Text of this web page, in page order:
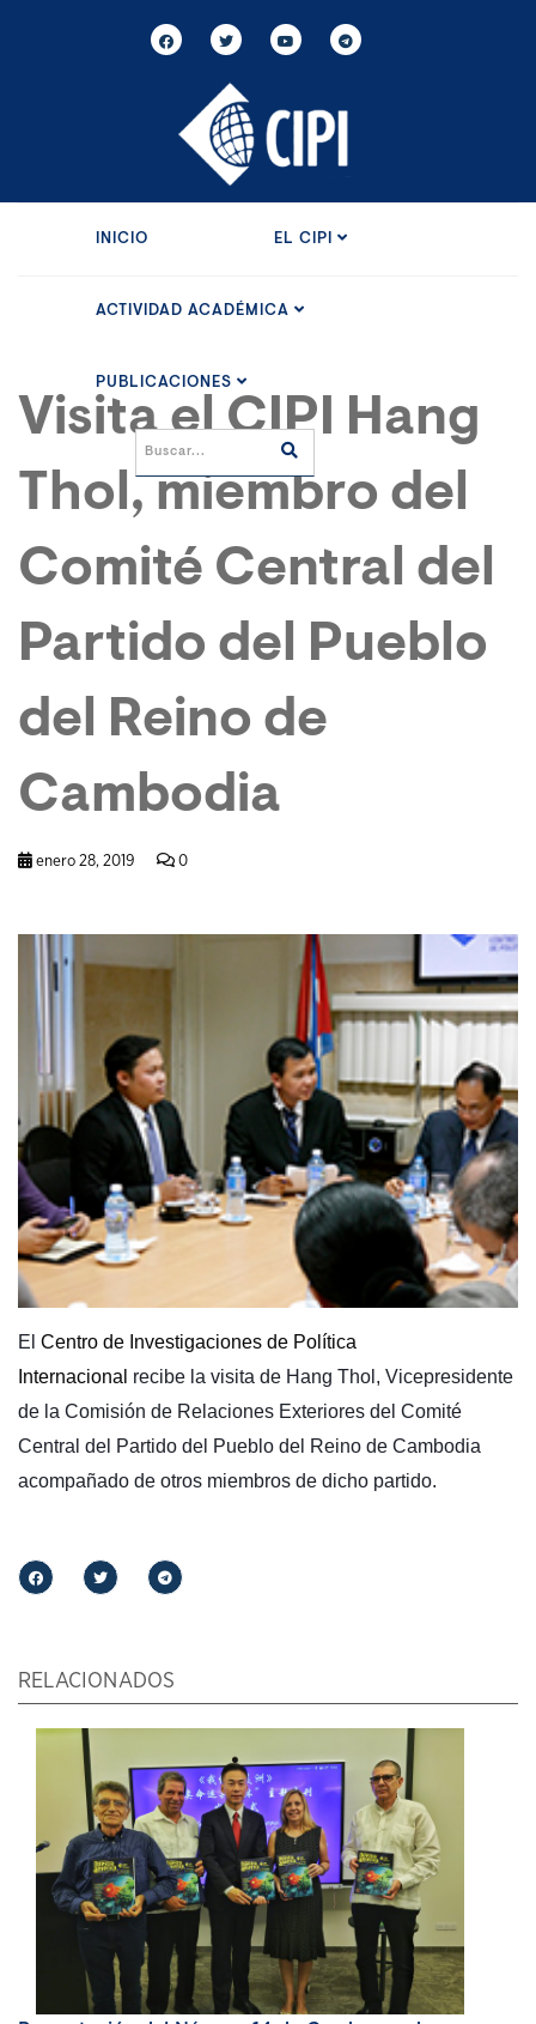
INICIO EL CIPI
ACTIVIDAD ACADÉMICA
PUBLICACIONES
Visita el CIPI Hang
Thol, miembro del
Comité Central del
Partido del Pueblo
del Reino de
Cambodia
enero 28, 2019 0
El Centro de Investigaciones de Política
Internacional recibe la visita de Hang Thol, Vicepresidente
de la Comisión de Relaciones Exteriores del Comité
Central del Partido del Pueblo del Reino de Cambodia
acompañado de otros miembros de dicho partido.
RELACIONADOS